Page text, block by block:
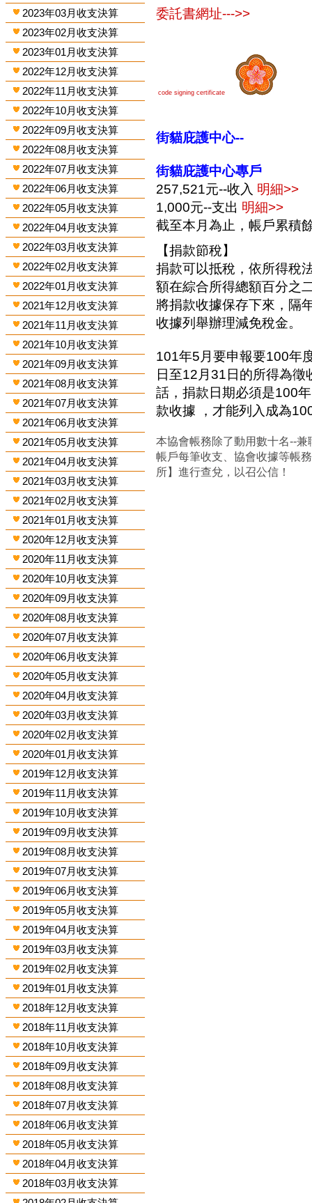
2023年03月收支決算
2023年02月收支決算
2023年01月收支決算
2022年12月收支決算
2022年11月收支決算
2022年10月收支決算
2022年09月收支決算
2022年08月收支決算
2022年07月收支決算
2022年06月收支決算
2022年05月收支決算
2022年04月收支決算
2022年03月收支決算
2022年02月收支決算
2022年01月收支決算
2021年12月收支決算
2021年11月收支決算
2021年10月收支決算
2021年09月收支決算
2021年08月收支決算
2021年07月收支決算
2021年06月收支決算
2021年05月收支決算
2021年04月收支決算
2021年03月收支決算
2021年02月收支決算
2021年01月收支決算
2020年12月收支決算
2020年11月收支決算
2020年10月收支決算
2020年09月收支決算
2020年08月收支決算
2020年07月收支決算
2020年06月收支決算
2020年05月收支決算
2020年04月收支決算
2020年03月收支決算
2020年02月收支決算
2020年01月收支決算
2019年12月收支決算
2019年11月收支決算
2019年10月收支決算
2019年09月收支決算
2019年08月收支決算
2019年07月收支決算
2019年06月收支決算
2019年05月收支決算
2019年04月收支決算
2019年03月收支決算
2019年02月收支決算
2019年01月收支決算
2018年12月收支決算
2018年11月收支決算
2018年10月收支決算
2018年09月收支決算
2018年08月收支決算
2018年07月收支決算
2018年06月收支決算
2018年05月收支決算
2018年04月收支決算
2018年03月收支決算
委託書網址--->>
code signing certificate
街貓庇護中心--
街貓庇護中心專戶
257,521元--收入 明細>>
1,000元--支出 明細>>
截至本月為止，帳戶累積
【捐款節稅】
捐款可以抵稅，依所得稅
額在綜合所得總額百分之
將捐款收據保存下來，隔
收據列舉辦理減免稅金。
101年5月要申報要100年
日至12月31日的所得為
話，捐款日期必須是100
款收據 ，才能列入成為
本協會帳務除了動用數十名--
帳戶每筆收支、協會收據等帳
所】進行查兌，以召公信！